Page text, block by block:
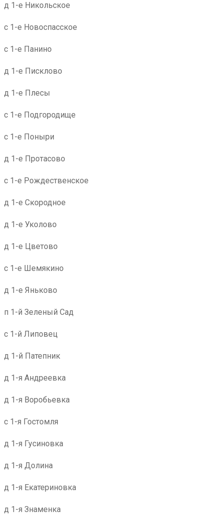
д 1-е Никольское
с 1-е Новоспасское
с 1-е Панино
д 1-е Писклово
д 1-е Плесы
с 1-е Подгородище
с 1-е Поныри
д 1-е Протасово
с 1-е Рождественское
д 1-е Скородное
д 1-е Уколово
д 1-е Цветово
с 1-е Шемякино
д 1-е Яньково
п 1-й Зеленый Сад
с 1-й Липовец
д 1-й Патепник
д 1-я Андреевка
д 1-я Воробьевка
с 1-я Гостомля
д 1-я Гусиновка
д 1-я Долина
д 1-я Екатериновка
д 1-я Знаменка